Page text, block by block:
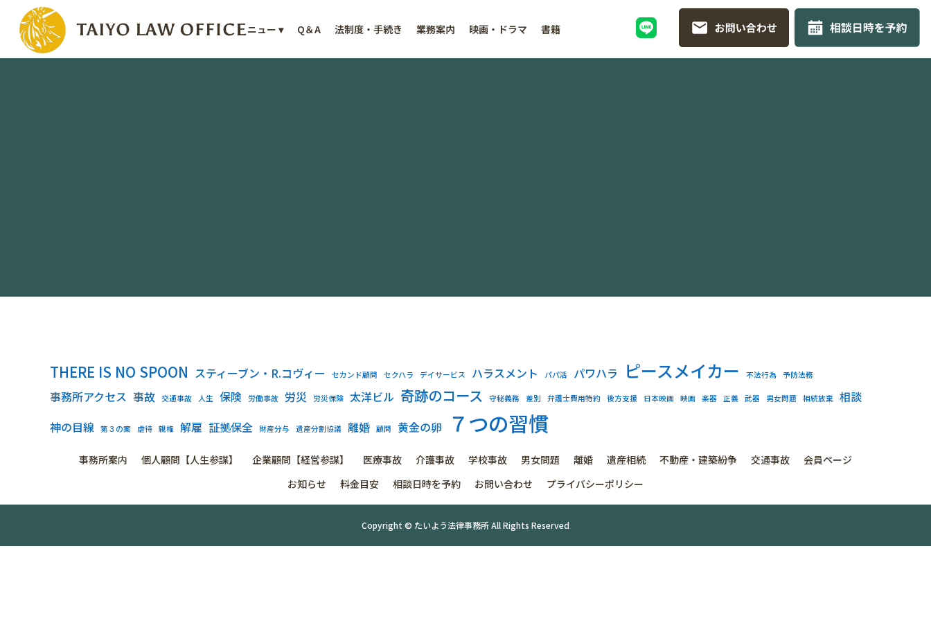
会員ページ 事務所案内 メニュー ▾ Q＆A 法制度・手続き 業務案内 映画・ドラマ 書籍
THERE IS NO SPOON スティーブン・R.コヴィー セカンド顧問 セクハラ デイサービス ハラスメント パパ活 パワハラ ピースメイカー 不法行為 予防法務
事務所アクセス 事故 交通事故 人生 保険 労働事故 労災 労災保険 太洋ビル 奇跡のコース 守秘義務 差別 弁護士費用特約 後方支援 日本映画 映画 楽器 正義 武器 男女問題 相続放棄
相談
神の目線 第３の案 虐待 親権 解雇 証拠保全 財産分与 遺産分割協議 離婚 顧問 黄金の卵 ７つの習慣
事務所案内 個人顧問【人生参謀】 企業顧問【経営参謀】 医療事故 介護事故 学校事故 男女問題 離婚 遺産相続 不動産・建築紛争 交通事故
会員ページ
お知らせ
料金目安 相談日時を予約 お問い合わせ プライバシーポリシー
Copyright © たいよう法律事務所 All Rights Reserved